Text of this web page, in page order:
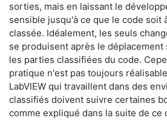
sorties, mais en laissant le
sensible jusqu'à ce que le code soit
classée. Idéalement, les seuls
se produisent après le déplacement
les parties classifiées du code.
pratique n'est pas toujours
LabVIEW qui travaillent dans des
classifiés doivent suivre certaines
comme expliqué dans la suite de ce